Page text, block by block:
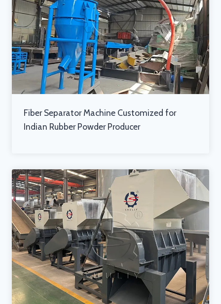
Fiber Separator Machine Customized for
Indian Rubber Powder Producer